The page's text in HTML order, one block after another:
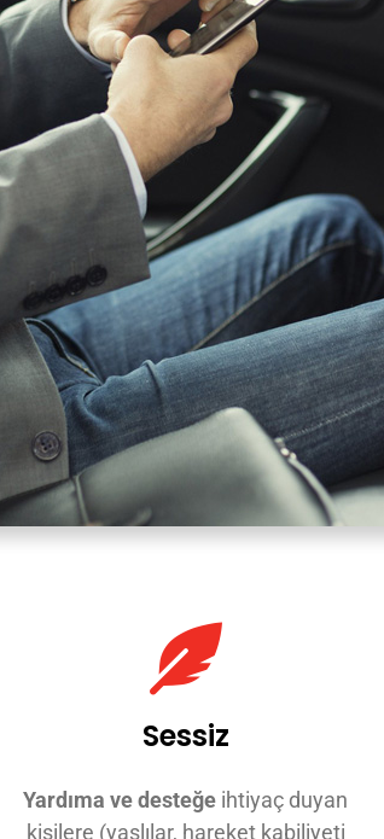
Sessiz
Yardıma ve desteğe ihtiyaç duyan
kişilere (yaşlılar, hareket kabiliyeti